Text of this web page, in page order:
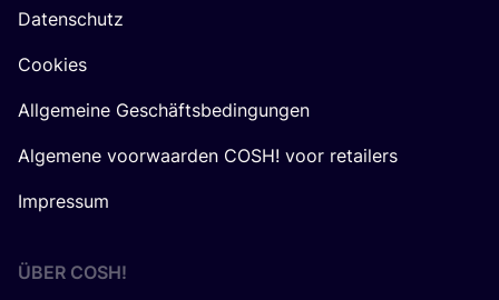
Datenschutz
Cookies
Allgemeine Geschäftsbedingungen
Algemene voorwaarden COSH! voor retailers
Impressum
ÜBER COSH!